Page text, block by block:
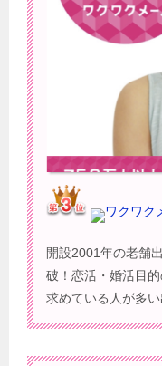
ワクワク
開設2001年の老舗
破！恋活・婚活目
求めている人が多い